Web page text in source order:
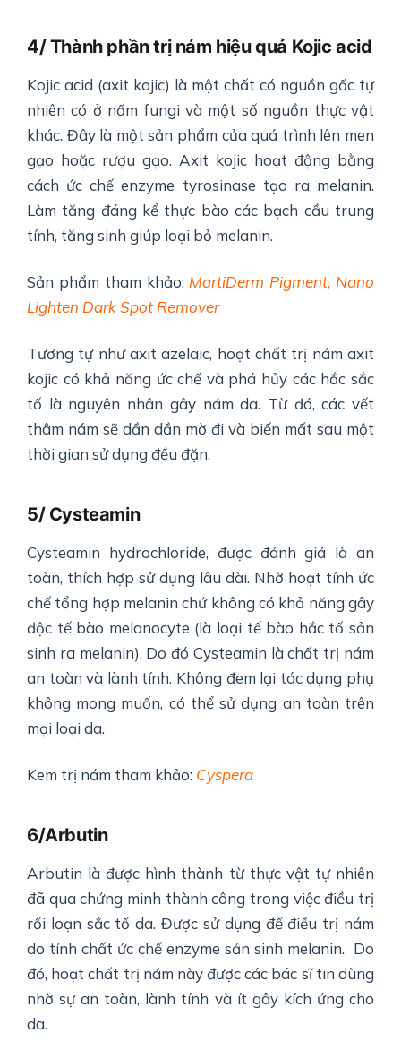
4/ Thành phần trị nám hiệu quả Kojic acid
Kojic acid (axit kojic) là một chất có nguồn gốc tự
nhiên có ở nấm fungi và một số nguồn thực vật
khác. Đây là một sản phẩm của quá trình lên men
gạo hoặc rượu gạo. Axit kojic hoạt động bằng
cách ức chế enzyme tyrosinase tạo ra melanin.
Làm tăng đáng kể thực bào các bạch cầu trung
tính, tăng sinh giúp loại bỏ melanin.
Sản phẩm tham khảo: MartiDerm Pigment, Nano
Lighten Dark Spot Remover
Tương tự như axit azelaic, hoạt chất trị nám axit
kojic có khả năng ức chế và phá hủy các hắc sắc
tố là nguyên nhân gây nám da. Từ đó, các vết
thâm nám sẽ dần dần mờ đi và biến mất sau một
thời gian sử dụng đều đặn.
5/ Cysteamin
Cysteamin hydrochloride, được đánh giá là an
toàn, thích hợp sử dụng lâu dài. Nhờ hoạt tính ức
chế tổng hợp melanin chứ không có khả năng gây
độc tế bào melanocyte (là loại tế bào hắc tố sản
sinh ra melanin). Do đó Cysteamin là chất trị nám
an toàn và lành tính. Không đem lại tác dụng phụ
không mong muốn, có thể sử dụng an toàn trên
mọi loại da.
Kem trị nám tham khảo: Cyspera
6/Arbutin
Arbutin là được hình thành từ thực vật tự nhiên
đã qua chứng minh thành công trong việc điều trị
rối loạn sắc tố da. Được sử dụng để điều trị nám
do tính chất ức chế enzyme sản sinh melanin. Do
đó, hoạt chất trị nám này được các bác sĩ tin dùng
nhờ sự an toàn, lành tính và ít gây kích ứng cho
da.